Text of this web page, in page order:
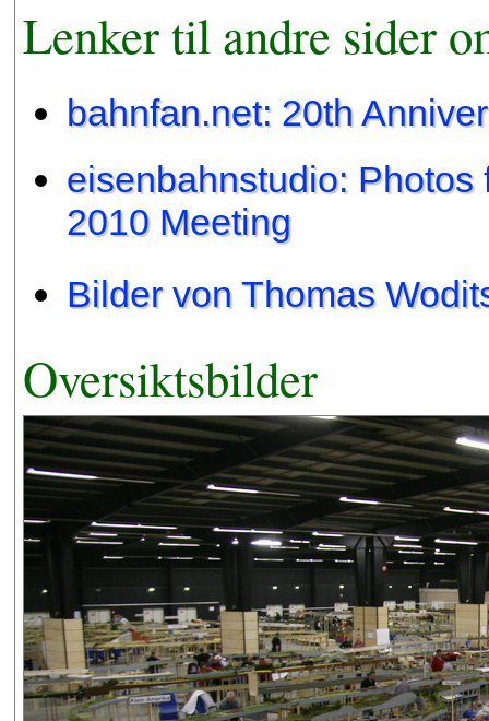
Lenker til andre sider
bahnfan.net: 20th
eisenbahnstudio:
2010 Meeting
Bilder von Thomas
Oversiktsbilder